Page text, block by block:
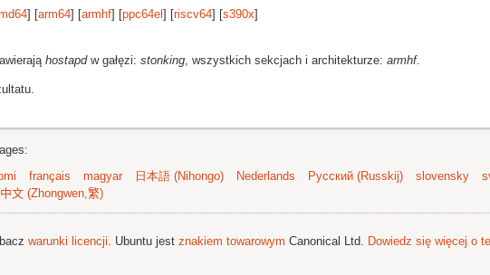
] [arm64] [armhf] [ppc64el ] [riscv64] [s390x]
hostapdw gałęzi: stonking, wszystkich sekcjach i architekturze: armhf.
français magyar 日本語 (Nihongo) Nederlands Русский (Russkij) slovensky
中文 (Zhongwen,繁)
warunki licencji. Ubuntu jest znakiem towarowym Canonical Ltd. Dowiedz się więcej o